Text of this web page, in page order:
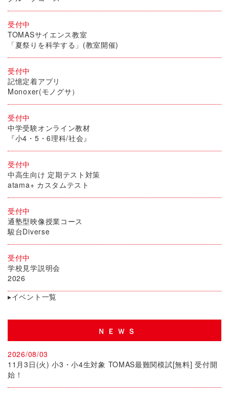
受付中
TOMASサイエンス教室
「夏祭りを科学する」(教室開催)
受付中
記憶定着アプリ
Monoxer(モノグサ）
受付中
中学受験オンライン教材
『小4・5・6理科/社会』
受付中
中高生向け 定期テスト対策
atama+ カスタムテスト
受付中
通塾型映像授業コース
駿台Diverse
受付中
学校見学説明会
2026
▸イベント一覧
ＮＥＷＳ
2026/08/03
11月3日(火) 小3・小4生対象 TOMAS最難関模試[無料] 受付開
始！